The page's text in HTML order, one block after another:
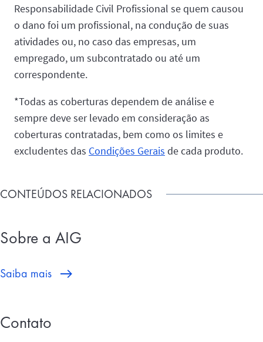
Responsabilidade Civil Profissional se quem causou
o dano foi um profissional, na condução de suas
atividades ou, no caso das empresas, um
empregado, um subcontratado ou até um
correspondente.
*Todas as coberturas dependem de análise e
sempre deve ser levado em consideração as
coberturas contratadas, bem como os limites e
excludentes das Condições Gerais de cada produto.
CONTEÚDOS RELACIONADOS
Sobre a AIG
Saiba mais
Contato